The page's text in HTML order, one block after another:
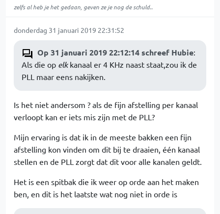
zelfs al heb je het gedaan, geven ze je nog de schuld..
donderdag 31 januari 2019 22:31:52
Op 31 januari 2019 22:12:14 schreef Hubie:
Als die op elkkanaal er 4 KHz naast staat,zou ik de
PLL maar eens nakijken.
Is het niet andersom ? als de fijn afstelling per kanaal
verloopt kan er iets mis zijn met de PLL?
Mijn ervaring is dat ik in de meeste bakken een fijn
afstelling kon vinden om dit bij te draaien, één kanaal
stellen en de PLL zorgt dat dit voor alle kanalen geldt.
Het is een spitbak die ik weer op orde aan het maken
ben, en dit is het laatste wat nog niet in orde is